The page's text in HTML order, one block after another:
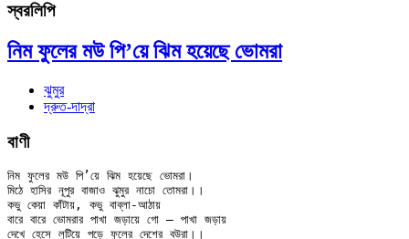
স্বরলিপি
নিম ফুলের মউ পি’য়ে ঝিম হয়েছে ভোমরা
ঝুমুর
দ্রুত-দাদ্‌রা
বাণী
নিম ফুলের মউ পি’য়ে ঝিম হয়েছে ভোমরা।
মিঠে হাসির নূপুর বাজাও ঝুমুর নাচো তোমরা।।
কভু কেয়া কাঁটায়, কভু বাব্‌লা-আঠায়
বারে বারে ভোমরার পাখা জড়ায়ে গো — পাখা জড়ায়